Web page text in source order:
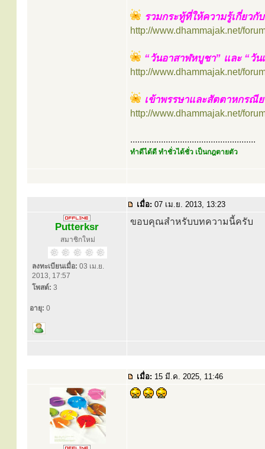
รวมกระทู้ที่ให้ความรู้เกี่ยวกั
http://www.dhammajak.net/
“วันอาสาฬหบูชา” และ “วัน
http://www.dhammajak.net/
เข้าพรรษาและสัตตาหกรณี
http://www.dhammajak.net/
.....................................................
ทำดีได้ดี ทำชั่วได้ชั่ว เป็นกฎตายตัว
เมื่อ: 07 เม.ย. 2013, 13:23
Putterksr
สมาชิกใหม่
ลงทะเบียนเมื่อ: 03 เม.ย.
2013, 17:57
โพสต์: 3
อายุ: 0
ขอบคุณสำหรับบทความนี้ครับ
เมื่อ: 15 มี.ค. 2025, 11:46